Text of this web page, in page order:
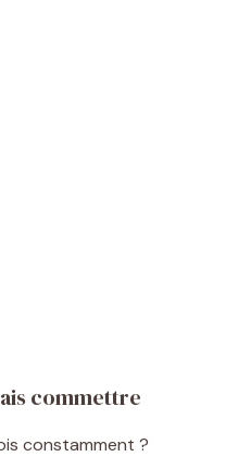
commettre
constamment ?